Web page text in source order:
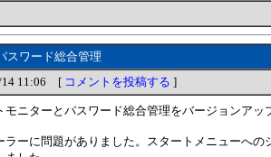
スワード総合管理
11:06 [ コメントを投稿する ]
モニターとパスワード総合管理をバージョンアッ
ラーに問題がありました。スタートメニューへ